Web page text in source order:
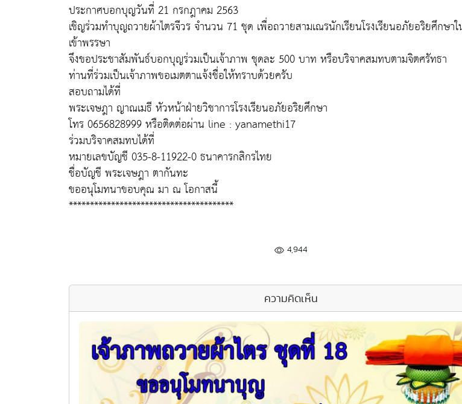
ประกาศบอกบุญวันที่ 21 กรกฎาคม 2563
เชิญร่วมทำบุญถวายผ้าไตรจีวร จำนวน 71 ชุด เพื่อถวายสามเณรนักเรียนโรงเรียนอภัยอริยศึกษา
เข้าพรรษา
จึงขอประชาสัมพันธ์บอกบุญร่วมเป็นเจ้าภาพ ชุดละ 500 บาท หรือบริจาคสมทบตามจิตศรัทธา
ท่านที่ร่วมเป็นเจ้าภาพขอเมตตาแจ้งชื่อให้ทราบด้วยครับ
สอบถามได้ที่
พระเจษฎา ญาณเมธี หัวหน้าฝ่ายวิชาการโรงเรียนอภัยอริยศึกษา
โทร 0656828999 หรือติดต่อผ่าน line : yanamethi17
ร่วมบริจาคสมทบได้ที่
หมายเลขบัญชี 035-8-11922-0 ธนาคารกสิกรไทย
ชื่อบัญชี พระเจษฎา ตากันทะ
ขออนุโมทนาขอบคุณ มา ณ โอกาสนี้
***************************************
4,944
ความคิดเห็น